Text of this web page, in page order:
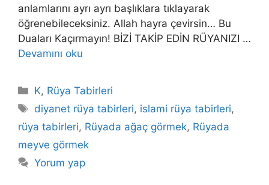
anlamlarını ayrı ayrı başlıklara tıklayarak
öğrenebileceksiniz. Allah hayra çevirsin… Bu
Duaları Kaçırmayın! BİZİ TAKİP EDİN RÜYANIZI …
Devamını oku
Kategoriler
K, Rüya Tabirleri
Etiketler
diyanet rüya tabirleri, islami rüya tabirleri,
rüya tabirleri, Rüyada ağaç görmek, Rüyada
meyve görmek
Yorum yap